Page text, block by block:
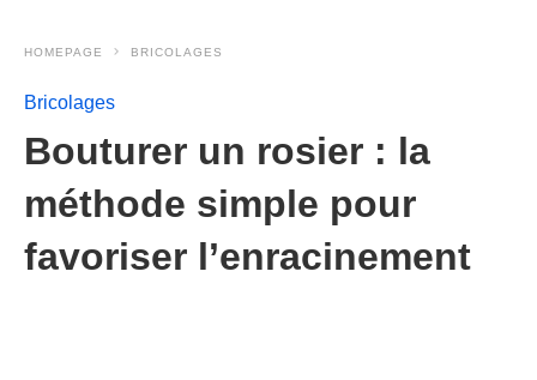
HOMEPAGE BRICOLAGES
Bricolages
Bouturer un rosier : la
méthode simple pour
favoriser l’enracinement